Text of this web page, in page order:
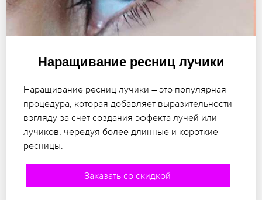
Наращивание ресниц лучики
Наращивание ресниц лучики – это популярная
процедура, которая добавляет выразительности
взгляду за счет создания эффекта лучей или
лучиков, чередуя более длинные и короткие
ресницы.
Заказать со скидкой